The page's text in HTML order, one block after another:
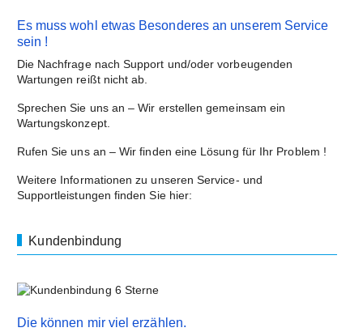
Es muss wohl etwas Besonderes an unserem Service
sein !
Die Nachfrage nach Support und/oder vorbeugenden
Wartungen reißt nicht ab.
Sprechen Sie uns an – Wir erstellen gemeinsam ein
Wartungskonzept.
Rufen Sie uns an – Wir finden eine Lösung für Ihr Problem !
Weitere Informationen zu unseren Service- und
Supportleistungen finden Sie hier:
Kundenbindung
Die können mir viel erzählen.